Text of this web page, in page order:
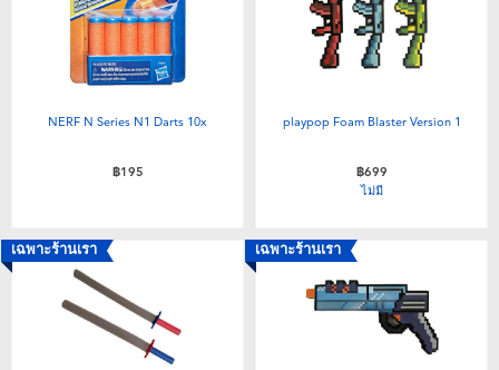
NERF N Series N1 Darts 10x
฿195
playpop Foam Blaster Version 1
฿699
ไม่มี
เฉพาะร้านเรา เฉพาะร้านเรา